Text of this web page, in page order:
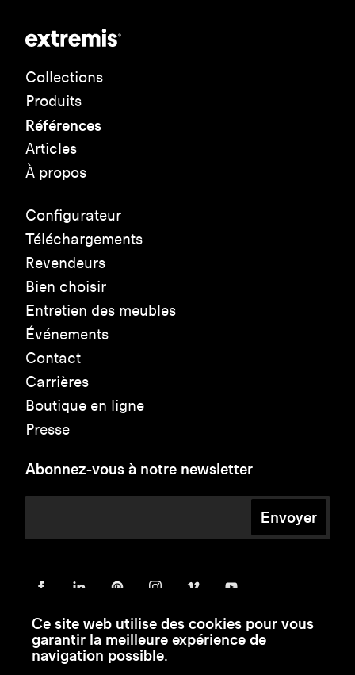
Collections
Produits
Références
Articles
À propos
Configurateur
Téléchargements
Revendeurs
Bien choisir
Entretien des meubles
Événements
Contact
Carrières
Boutique en ligne
Presse
Abonnez-vous à notre newsletter
Envoyer
Ce site web utilise des cookies pour vous
garantir la meilleure expérience de
navigation possible.